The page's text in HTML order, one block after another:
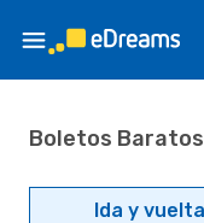
Boletos
Ida y vuelta